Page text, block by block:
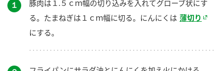
１
豚肉は１.５ｃｍ幅の切り込みを入れてグローブ状にす
る。たまねぎは１ｃｍ幅に切る。にんにくは 薄切り
にする。